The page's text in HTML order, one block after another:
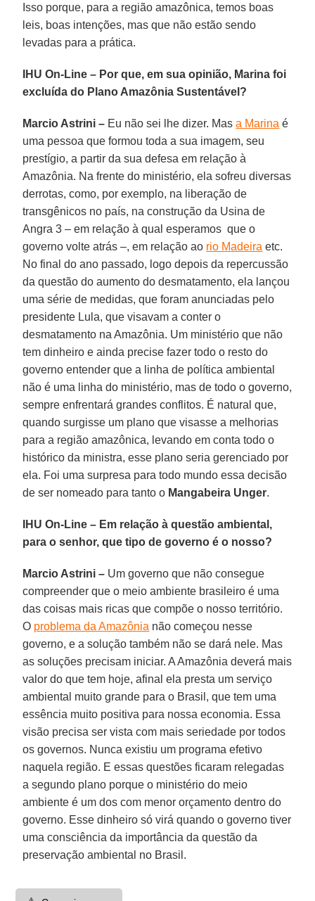
Isso porque, para a região amazônica, temos boas
leis, boas intenções, mas que não estão sendo
levadas para a prática.
IHU On-Line – Por que, em sua opinião, Marina foi
excluída do Plano Amazônia Sustentável?
Marcio Astrini – Eu não sei lhe dizer. Masa Marina é
uma pessoa que formou toda a sua imagem, seu
prestígio, a partir da sua defesa em relação à
Amazônia. Na frente do ministério, ela sofreu diversas
derrotas, como, por exemplo, na liberação de
transgênicos no país, na construção da Usina de
Angra 3 – em relação à qual esperamos que o
governo volte atrás –, em relação ao rio Madeira etc.
No final do ano passado, logo depois da repercussão
da questão do aumento do desmatamento, ela lançou
uma série de medidas, que foram anunciadas pelo
presidente Lula, que visavam a conter o
desmatamento na Amazônia. Um ministério que não
tem dinheiro e ainda precise fazer todo o resto do
governo entender que a linha de política ambiental
não é uma linha do ministério, mas de todo o governo,
sempre enfrentará grandes conflitos. É natural que,
quando surgisse um plano que visasse a melhorias
para a região amazônica, levando em conta todo o
histórico da ministra, esse plano seria gerenciado por
ela. Foi uma surpresa para todo mundo essa decisão
de ser nomeado para tanto o Mangabeira Unger.
IHU On-Line – Em relação à questão ambiental,
para o senhor, que tipo de governo é o nosso?
Marcio Astrini – Um governo que não consegue
compreender que o meio ambiente brasileiro é uma
das coisas mais ricas que compõe o nosso território.
O problema da Amazônia não começou nesse
governo, e a solução também não se dará nele. Mas
as soluções precisam iniciar. A Amazônia deverá mais
valor do que tem hoje, afinal ela presta um serviço
ambiental muito grande para o Brasil, que tem uma
essência muito positiva para nossa economia. Essa
visão precisa ser vista com mais seriedade por todos
os governos. Nunca existiu um programa efetivo
naquela região. E essas questões ficaram relegadas
a segundo plano porque o ministério do meio
ambiente é um dos com menor orçamento dentro do
governo. Esse dinheiro só virá quando o governo tiver
uma consciência da importância da questão da
preservação ambiental no Brasil.